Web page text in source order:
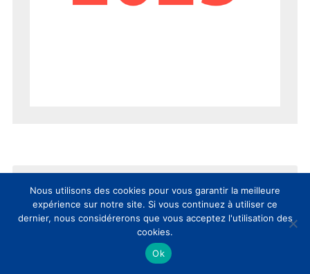
SEMAINE
Nous utilisons des cookies pour vous garantir la meilleure
expérience sur notre site. Si vous continuez à utiliser ce
dernier, nous considérerons que vous acceptez l'utilisation des
cookies.
Ok